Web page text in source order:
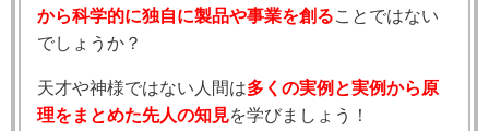
から科学的に独自に製品や事業を創ることではない
でしょうか？
天才や神様ではない人間は多くの実例と実例から原
理をまとめた先人の知見を学びましょう！